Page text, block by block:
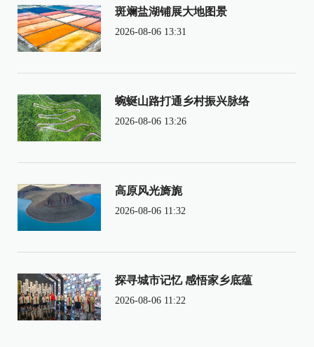
斑斓盐湖铺展大地图景
2026-08-06 13:31
蜿蜒山路打通乡村振兴脉络
2026-08-06 13:26
高原风光旖旎
2026-08-06 11:32
探寻城市记忆 感悟家乡底蕴
2026-08-06 11:22